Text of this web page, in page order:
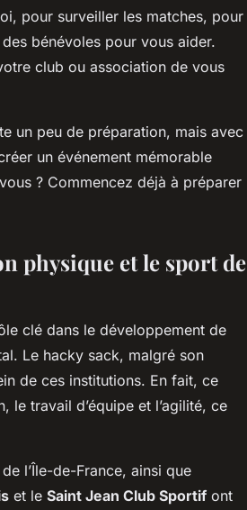
pour surveiller les matches, pour
bénévoles pour vous aider.
club ou association de vous
un peu de préparation, mais avec
un événement mémorable
? Commencez déjà à préparer
physique et le sport de
clé dans le développement de
Le hacky sack, malgré son
de ces institutions. En fait, ce
travail d’équipe et l’agilité, ce
de l’Île-de-France, ainsi que
et le Saint Jean Club Sportif ont